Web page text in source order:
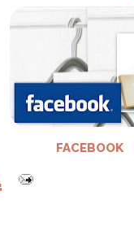
FACEBOOK